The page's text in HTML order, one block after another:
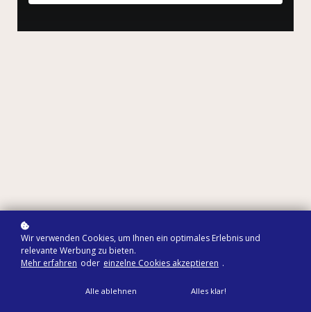
Wir verwenden Cookies, um Ihnen ein optimales Erlebnis und
relevante Werbung zu bieten.
Mehr erfahren oder einzelne Cookies akzeptieren .
Alle ablehnen Alles klar!